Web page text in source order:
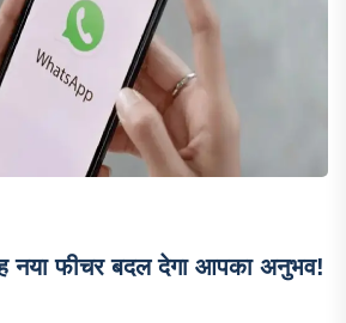
फीचर बदल देगा आपका अनुभव!